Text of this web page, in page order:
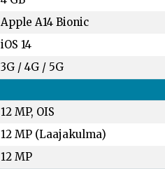
Apple A14 Bionic
iOS 14
3G / 4G / 5G
12 MP, OIS
12 MP (Laajakulma)
12 MP